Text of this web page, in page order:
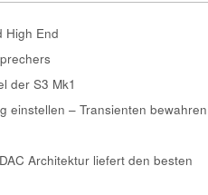
High End
der S3 Mk1
einstellen – Transienten bewahren
Architektur liefert den besten